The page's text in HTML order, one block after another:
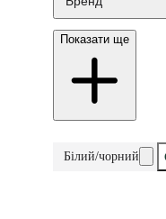
Показати ще
Білий/чорний